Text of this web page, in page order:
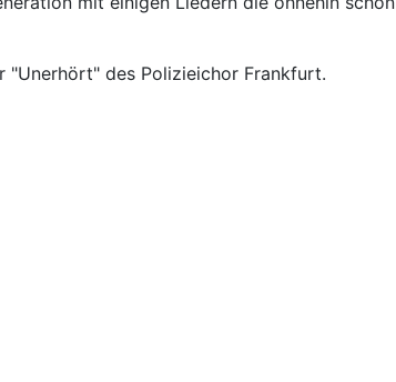
des Polizieichor Frankfurt.